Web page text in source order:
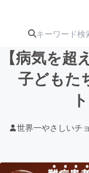
注目のリ
【病気を
子どもた
世界一やさしいチ